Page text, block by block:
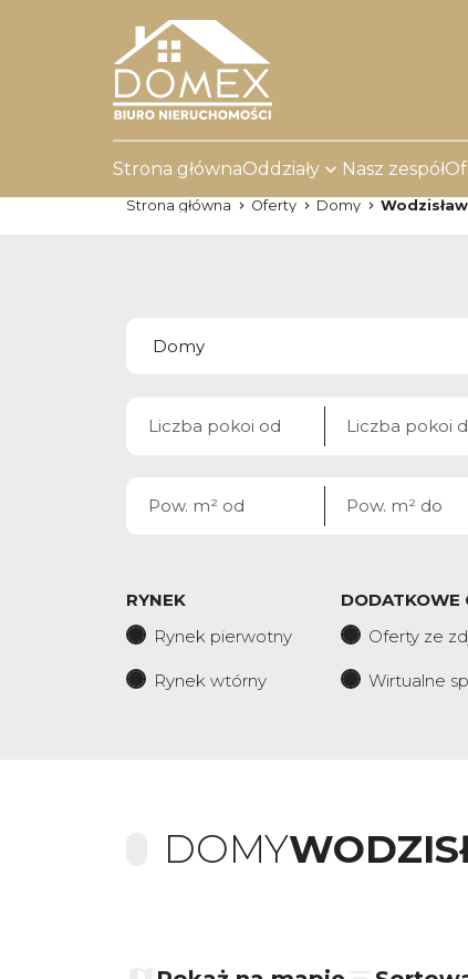
Strona głównaOddziały Nasz zespół
Strona główna Oferty Domy
RYNEK
Rynek pierwotny
Rynek wtórny
DODATKOWE
Oferty ze
Wirtualne
DOMY